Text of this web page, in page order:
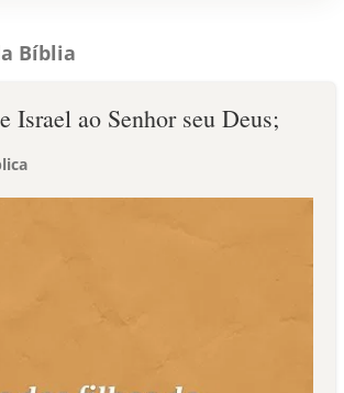
Bíblia
Israel ao Senhor seu Deus;